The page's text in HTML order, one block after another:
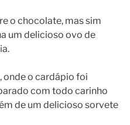
o chocolate, mas sim
um delicioso ovo de
onde o cardápio foi
com todo carinho
de um delicioso sorvete